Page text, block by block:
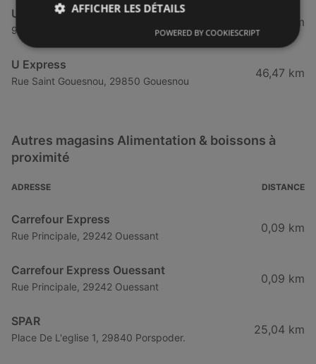
U Express
97 Rue Paul Masson, 29200 Brest
45,97 km
U Express
Rue Saint Gouesnou, 29850 Gouesnou
46,47 km
Autres magasins Alimentation & boissons à
proximité
ADRESSE DISTANCE
Carrefour Express
Rue Principale, 29242 Ouessant
0,09 km
Carrefour Express Ouessant
Rue Principale, 29242 Ouessant
0,09 km
SPAR
Place De L'eglise 1, 29840 Porspoder.
25,04 km
AFFICHER LES DÉTAILS
POWERED BY COOKIESCRIPT